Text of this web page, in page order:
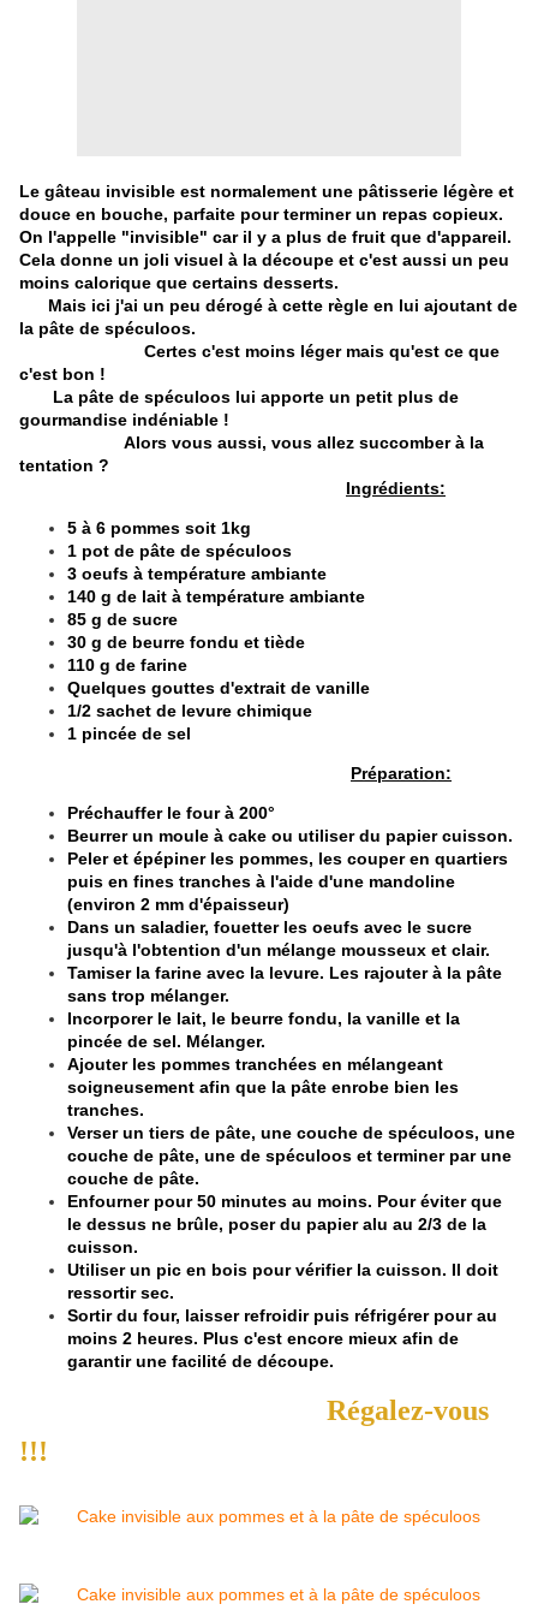
Le gâteau invisible est normalement une pâtisserie légère et
douce en bouche, parfaite pour terminer un repas copieux.
On l'appelle "invisible" car il y a plus de fruit que d'appareil.
Cela donne un joli visuel à la découpe et c'est aussi un peu
moins calorique que certains desserts.
Mais ici j'ai un peu dérogé à cette règle en lui ajoutant de
la pâte de spéculoos.
Certes c'est moins léger mais qu'est ce que
c'est bon !
La pâte de spéculoos lui apporte un petit plus de
gourmandise indéniable !
Alors vous aussi, vous allez succomber à la
tentation ?
Ingrédients:
5 à 6 pommes soit 1kg
1 pot de pâte de spéculoos
3 oeufs à température ambiante
140 g de lait à température ambiante
85 g de sucre
30 g de beurre fondu et tiède
110 g de farine
Quelques gouttes d'extrait de vanille
1/2 sachet de levure chimique
1 pincée de sel
Préparation:
Préchauffer le four à 200°
Beurrer un moule à cake ou utiliser du papier cuisson.
Peler et épépiner les pommes, les couper en quartiers
puis en fines tranches à l'aide d'une mandoline
(environ 2 mm d'épaisseur)
Dans un saladier, fouetter les oeufs avec le sucre
jusqu'à l'obtention d'un mélange mousseux et clair.
Tamiser la farine avec la levure. Les rajouter à la pâte
sans trop mélanger.
Incorporer le lait, le beurre fondu, la vanille et la
pincée de sel. Mélanger.
Ajouter les pommes tranchées en mélangeant
soigneusement afin que la pâte enrobe bien les
tranches.
Verser un tiers de pâte, une couche de spéculoos, une
couche de pâte, une de spéculoos et terminer par une
couche de pâte.
Enfourner pour 50 minutes au moins. Pour éviter que
le dessus ne brûle, poser du papier alu au 2/3 de la
cuisson.
Utiliser un pic en bois pour vérifier la cuisson. Il doit
ressortir sec.
Sortir du four, laisser refroidir puis réfrigérer pour au
moins 2 heures. Plus c'est encore mieux afin de
garantir une facilité de découpe.
Régalez-vous
!!!